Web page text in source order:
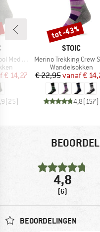
prijs
€ 14,27
(25)
MERK
STOIC
Artikel
Merino Trekking Crew Socks Stripes
Productgroep
Wandelsokken
Prijs
€ 22,95vanaf€
4,8(157)
Korting
tot -43%
4,8
(6)
BEOORDELINGEN